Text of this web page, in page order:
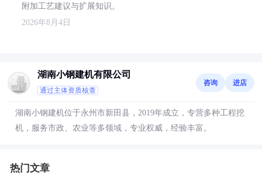
附加工艺建议与扩展知识。
2026年8月4日
湖南小钢建机有限公司
通过主体资质核查
咨询 进店
湖南小钢建机位于永州市新田县，2019年成立，专营多种工程挖
机，服务市政、农业等多领域，专业权威，经验丰富。
热门文章